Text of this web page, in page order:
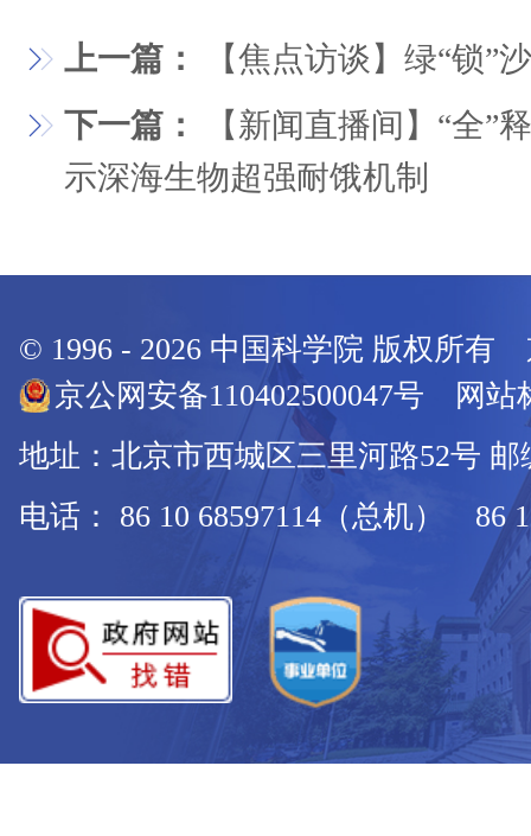
上一篇：
【焦点访谈】绿“锁”
下一篇：
【新闻直播间】“全”
示深海生物超强耐饿机制
© 1996 - 2026 中国科学院 版权所有
京公网安备110402500047号 网站
地址：北京市西城区三里河路52号 邮
电话： 86 10 68597114（总机） 86